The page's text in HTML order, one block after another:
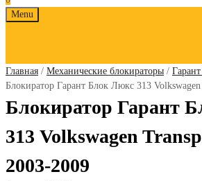
Skip
Menu
Главная / Механические блокираторы /
Блокиратор Гарант Блок Люкс 313
Блокиратор Гарант
313 Volkswagen
2003-2009